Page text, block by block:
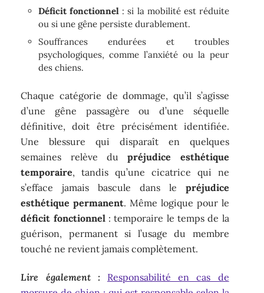
Déficit fonctionnel : si la mobilité est réduite
ou si une gêne persiste durablement.
Souffrances endurées et troubles
psychologiques, comme l’anxiété ou la peur
des chiens.
Chaque catégorie de dommage, qu’il s’agisse
d’une gêne passagère ou d’une séquelle
définitive, doit être précisément identifiée.
Une blessure qui disparaît en quelques
semaines relève dupréjudice esthétique
temporaire, tandis qu’une cicatrice qui ne
s’efface jamais bascule dans le préjudice
esthétique permanent. Même logique pour le
déficit fonctionnel: temporaire le temps de la
guérison, permanent si l’usage du membre
touché ne revient jamais complètement.
Lire également :
Responsabilité en cas de